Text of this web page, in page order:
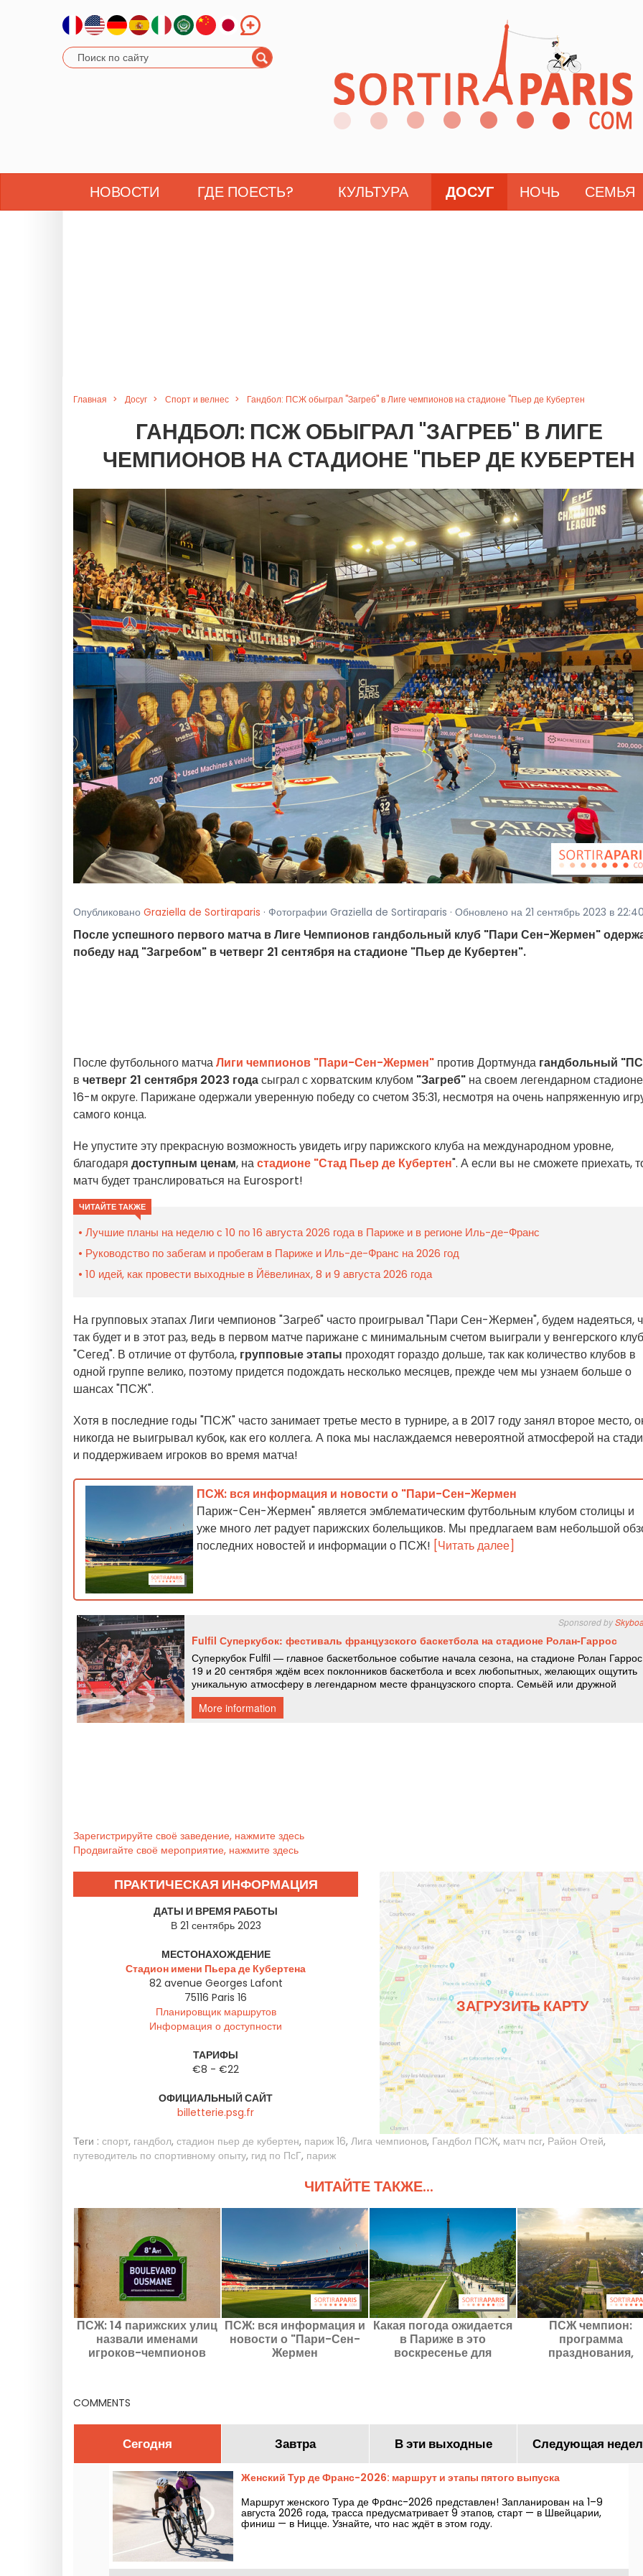
НОВОСТИ ГДЕ ПОЕСТЬ? КУЛЬТУРА ДОСУГ НОЧЬ СЕМЬЯ
Главная Досуг Спорт и велнес Гандбол: ПСЖ обыграл "Загреб" в Лиге чемпионов на стадионе "Пьер де Кубертен
ГАНДБОЛ: ПСЖ ОБЫГРАЛ "ЗАГРЕБ" В ЛИГЕ
ЧЕМПИОНОВ НА СТАДИОНЕ "ПЬЕР ДЕ КУБЕРТЕН
Опубликовано Graziella de Sortiraparis · Фотографии Graziella de Sortiraparis · Обновлено на 21 сентябрь 2023 в
После успешного первого матча в Лиге Чемпионов гандбольный клуб "Пари Сен-Жермен"
победу над "Загребом" в четверг 21 сентября на стадионе "Пьер де Кубертен".
После футбольного матчаЛиги чемпионов "Пари-Сен-Жермен" против Дортмунда гандбольный
в четверг 21 сентября 2023 годасыграл с хорватским клубом "Загреб" на своем легендарном
16-м округе. Парижане одержали уверенную победу со счетом 35:31, несмотря на очень напряженную
самого конца.
Не упустите эту прекрасную возможность увидеть игру парижского клуба на международном уровне,
благодаря доступным ценам, настадионе "Стад Пьер де Кубертен". А если вы не сможете приехать,
матч будет транслироваться на Eurosport!
ЧИТАЙТЕ ТАКЖЕ
Лучшие планы на неделю с 10 по 16 августа 2026 года в Париже и в регионе Иль-де-Франс
Руководство по забегам и пробегам в Париже и Иль-де-Франс на 2026 год
10 идей, как провести выходные в Йёвелинах, 8 и 9 августа 2026 года
На групповых этапах Лиги чемпионов "Загреб" часто проигрывал "Пари Сен-Жермен", будем надеяться,
так будет и в этот раз, ведь в первом матче парижане с минимальным счетом выиграли у венгерского
"Сегед". В отличие от футбола, групповые этапы проходят гораздо дольше, так как количество клубов в
одной группе велико, поэтому придется подождать несколько месяцев, прежде чем мы узнаем больше о
шансах "ПСЖ".
Хотя в последние годы "ПСЖ" часто занимает третье место в турнире, а в 2017 году занял второе место,
никогда не выигрывал кубок, как его коллега. А пока мы наслаждаемся невероятной атмосферой на
и поддерживаем игроков во время матча!
ПСЖ: вся информация и новости о "Пари-Сен-Жермен
Париж-Сен-Жермен" является эмблематическим футбольным клубом столицы и
уже много лет радует парижских болельщиков. Мы предлагаем вам небольшой
последних новостей и информации о ПСЖ! [Читать далее]
Зарегистрируйте своё заведение, нажмите здесь
Продвигайте своё мероприятие, нажмите здесь
ПРАКТИЧЕСКАЯ ИНФОРМАЦИЯ
ДАТЫ И ВРЕМЯ РАБОТЫ
В 21 сентябрь 2023
МЕСТОНАХОЖДЕНИЕ
Стадион имени Пьера де Кубертена
82 avenue Georges Lafont
75116 Paris 16
Планировщик маршрутов
Информация о доступности
ТАРИФЫ
€8 - €22
ОФИЦИАЛЬНЫЙ САЙТ
billetterie.psg.fr
ЗАГРУЗИТЬ КАРТУ
Теги : спорт, гандбол, стадион пьер де кубертен, париж 16, Лига чемпионов, Гандбол ПСЖ, матч псг, Район Отей,
путеводитель по спортивному опыту, гид по ПсГ, париж
ЧИТАЙТЕ ТАКЖЕ...
ПСЖ: 14 парижских улиц
назвали именами
игроков-чемпионов
ПСЖ: вся информация и
новости о "Пари-Сен-
Жермен
Какая погода ожидается
в Париже в это
воскресенье для
ПСЖ чемпион:
программа
празднования,
COMMENTS
Сегодня Завтра В эти выходные Следующая
Женский Тур де Франс-2026: маршрут и этапы пятого выпуска
Маршрут женского Тура де Фрaнс-2026 представлен! Запланирован на 1–9
августа 2026 года, трасса предусматривает 9 этапов, старт — в Швейцарии,
финиш — в Ницце. Узнайте, что нас ждёт в этом году.